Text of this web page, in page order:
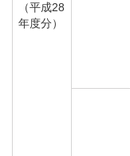
（平成28
年度分）